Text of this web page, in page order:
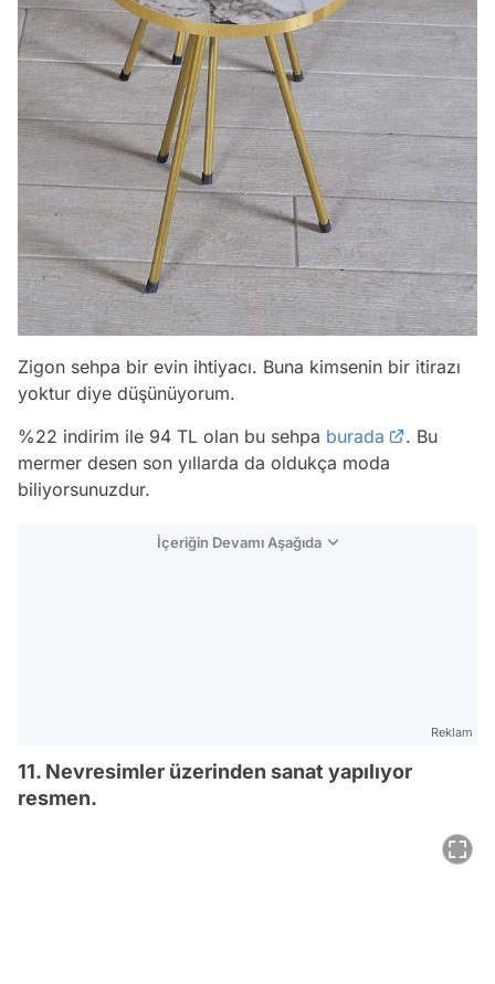
Zigon sehpa bir evin ihtiyacı. Buna kimsenin bir itirazı
yoktur diye düşünüyorum.
%22 indirim ile 94 TL olan bu sehpa burada
. Bu
mermer desen son yıllarda da oldukça moda
biliyorsunuzdur.
İçeriğin Devamı Aşağıda
Reklam
11. Nevresimler üzerinden sanat yapılıyor
resmen.